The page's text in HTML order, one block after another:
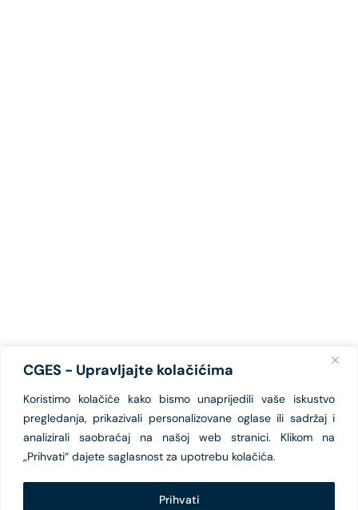
CGES - Upravljajte kolačićima
Koristimo kolačiće kako bismo unaprijedili vaše iskustvo
pregledanja, prikazivali personalizovane oglase ili sadržaj i
analizirali saobraćaj na našoj web stranici. Klikom na
„Prihvati“ dajete saglasnost za upotrebu kolačića.
Prihvati